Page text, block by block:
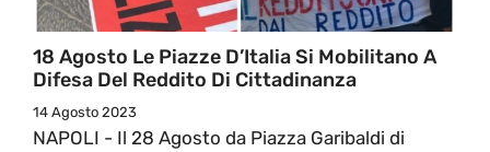
18 Agosto Le Piazze D’Italia Si Mobilitano A
Difesa Del Reddito Di Cittadinanza
14 Agosto 2023
NAPOLI - Il 28 Agosto da Piazza Garibaldi di